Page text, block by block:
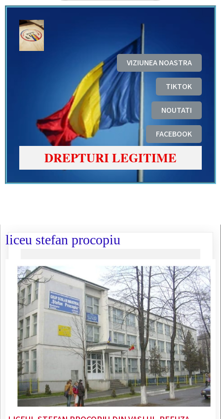
VIZIUNEA NOASTRA
TIKTOK
NOUTATI
FACEBOOK
DREPTURI LEGITIME
liceu stefan procopiu